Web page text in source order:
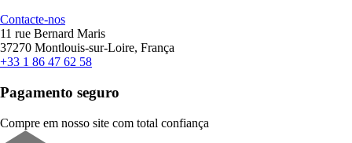
Contacte-nos
11 rue Bernard Maris
37270 Montlouis-sur-Loire, França
+33 1 86 47 62 58
Pagamento seguro
Compre em nosso site com total confiança